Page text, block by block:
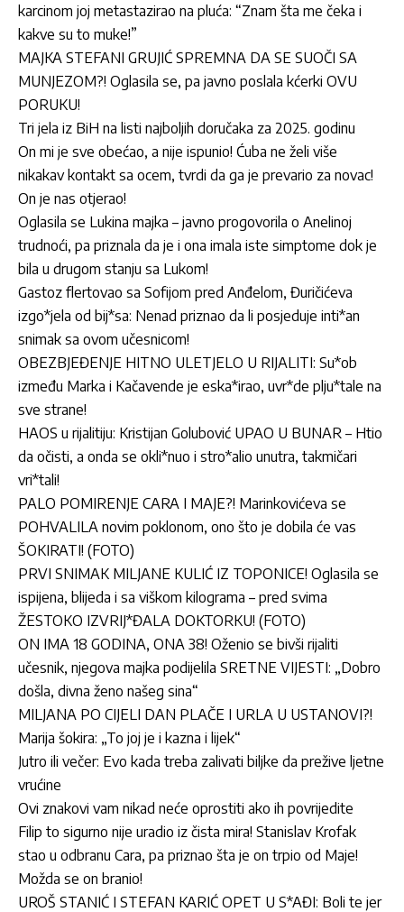
karcinom joj metastazirao na pluća: “Znam šta me čeka i
kakve su to muke!”
MAJKA STEFANI GRUJIĆ SPREMNA DA SE SUOČI SA
MUNJEZOM?! Oglasila se, pa javno poslala kćerki OVU
PORUKU!
Tri jela iz BiH na listi najboljih doručaka za 2025. godinu
On mi je sve obećao, a nije ispunio! Ćuba ne želi više
nikakav kontakt sa ocem, tvrdi da ga je prevario za novac!
On je nas otjerao!
Oglasila se Lukina majka – javno progovorila o Anelinoj
trudnoći, pa priznala da je i ona imala iste simptome dok je
bila u drugom stanju sa Lukom!
Gastoz flertovao sa Sofijom pred Anđelom, Đuričićeva
izgo*jela od bij*sa: Nenad priznao da li posjeduje inti*an
snimak sa ovom učesnicom!
OBEZBJEĐENJE HITNO ULETJELO U RIJALITI: Su*ob
između Marka i Kačavende je eska*irao, uvr*de plju*tale na
sve strane!
HAOS u rijalitiju: Kristijan Golubović UPAO U BUNAR – Htio
da očisti, a onda se okli*nuo i stro*alio unutra, takmičari
vri*tali!
PALO POMIRENJE CARA I MAJE?! Marinkovićeva se
POHVALILA novim poklonom, ono što je dobila će vas
ŠOKIRATI! (FOTO)
PRVI SNIMAK MILJANE KULIĆ IZ TOPONICE! Oglasila se
ispijena, blijeda i sa viškom kilograma – pred svima
ŽESTOKO IZVRIJ*ĐALA DOKTORKU! (FOTO)
ON IMA 18 GODINA, ONA 38! Oženio se bivši rijaliti
učesnik, njegova majka podijelila SRETNE VIJESTI: „Dobro
došla, divna ženo našeg sina“
MILJANA PO CIJELI DAN PLAČE I URLA U USTANOVI?!
Marija šokira: „To joj je i kazna i lijek“
Jutro ili večer: Evo kada treba zalivati biljke da prežive ljetne
vrućine
Ovi znakovi vam nikad neće oprostiti ako ih povrijedite
Filip to sigurno nije uradio iz čista mira! Stanislav Krofak
stao u odbranu Cara, pa priznao šta je on trpio od Maje!
Možda se on branio!
UROŠ STANIĆ I STEFAN KARIĆ OPET U S*AĐI: Boli te jer